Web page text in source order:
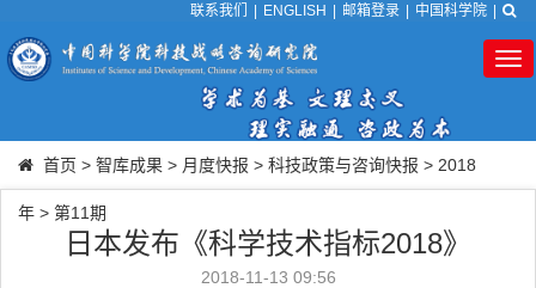
联系我们 ENGLISH 邮箱登录 中国科学院
首页 > 智库成果 > 月度快报 > 科技政策与咨询快报 > 2018
年 > 第11期
日本发布《科学技术指标2018》
2018-11-13 09:56